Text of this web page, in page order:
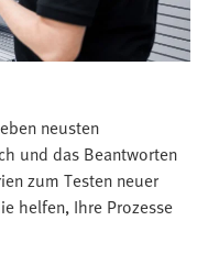
neusten
und das Beantworten
zum Testen neuer
helfen, Ihre Prozesse